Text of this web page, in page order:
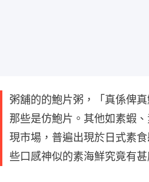
粥舖的的鮑片粥，「真係俾
那些是仿鮑片。其他如素蝦
現市場，普遍出現於日式素
些口感神似的素海鮮究竟有甚